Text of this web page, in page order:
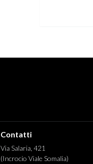
Contatti
Via Salaria, 421
(Incrocio Viale Somalia)